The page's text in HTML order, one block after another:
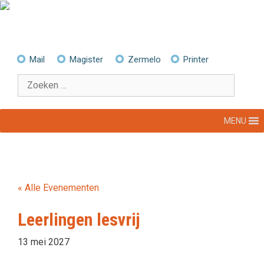
Ga
Mail Magister Zermelo Printer
Zoek
naar:
MENU
« Alle Evenementen
Leerlingen lesvrij
13 mei 2027